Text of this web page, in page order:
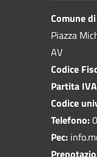
Comune
Piazza
AV
Codice
Partita
Codice
Telefono:
Pec: